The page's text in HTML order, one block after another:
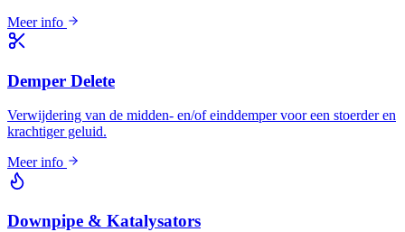
Meer info
Demper Delete
Verwijdering van de midden- en/of einddemper voor een stoerder en
krachtiger geluid.
Meer info
Downpipe & Katalysators